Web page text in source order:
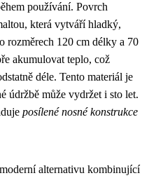
používání. Povrch
která vytváří hladký,
rozměrech 120 cm délky a 70
akumulovat teplo, což
déle. Tento materiál je
údržbě může vydržet i sto let.
posílené nosné konstrukce
alternativu kombinující